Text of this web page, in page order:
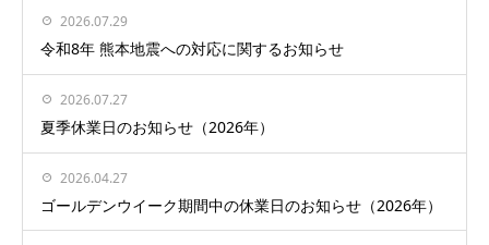
2026.07.29
令和8年 熊本地震への対応に関するお知らせ
2026.07.27
夏季休業日のお知らせ（2026年）
2026.04.27
ゴールデンウイーク期間中の休業日のお知らせ（2026年）